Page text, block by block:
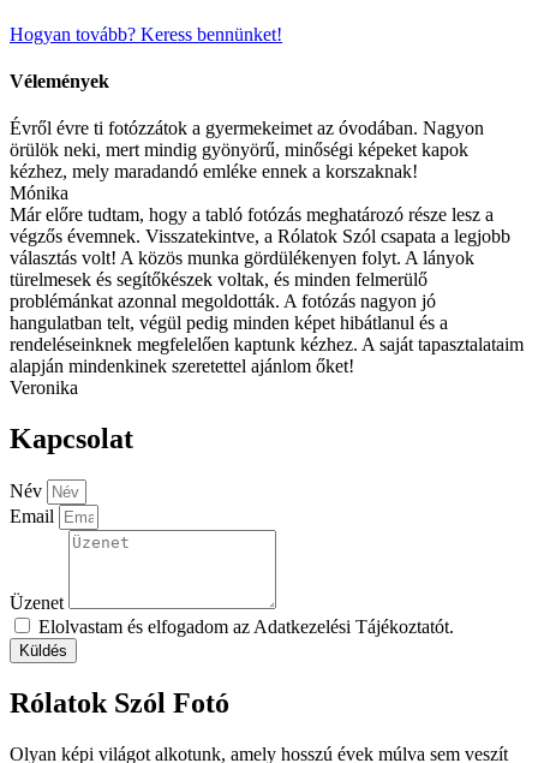
Hogyan tovább? Keress bennünket!
Vélemények
Évről évre ti fotózzátok a gyermekeimet az óvodában. Nagyon
örülök neki, mert mindig gyönyörű, minőségi képeket kapok
kézhez, mely maradandó emléke ennek a korszaknak!
Mónika
Már előre tudtam, hogy a tabló fotózás meghatározó része lesz a
végzős évemnek. Visszatekintve, a Rólatok Szól csapata a legjobb
választás volt! A közös munka gördülékenyen folyt. A lányok
türelmesek és segítőkészek voltak, és minden felmerülő
problémánkat azonnal megoldották. A fotózás nagyon jó
hangulatban telt, végül pedig minden képet hibátlanul és a
rendeléseinknek megfelelően kaptunk kézhez. A saját tapasztalataim
alapján mindenkinek szeretettel ajánlom őket!
Veronika
Kapcsolat
Név
Email
Üzenet
Elolvastam és elfogadom az Adatkezelési Tájékoztatót.
Küldés
Rólatok Szól Fotó
Olyan képi világot alkotunk, amely hosszú évek múlva sem veszít